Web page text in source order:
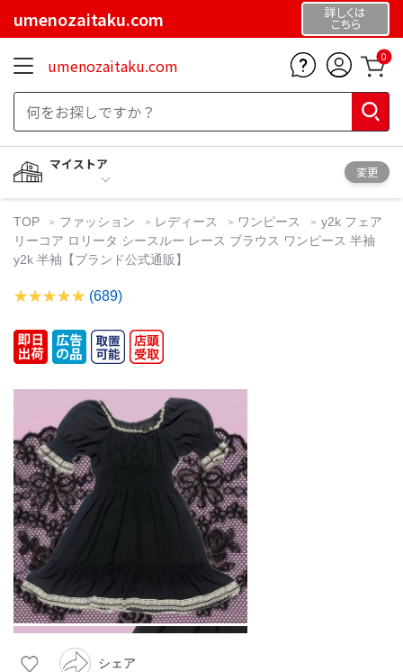
umenozaitaku.com 詳しくは
こちら
umenozaitaku.com 0
マイストア
変更
TOP ファッション レディース ワンピース
y2k フェア
リーコア ロリータ シースルー レース ブラウス ワンピース 半袖
y2k 半袖【ブランド公式通販】
(689)
シェア